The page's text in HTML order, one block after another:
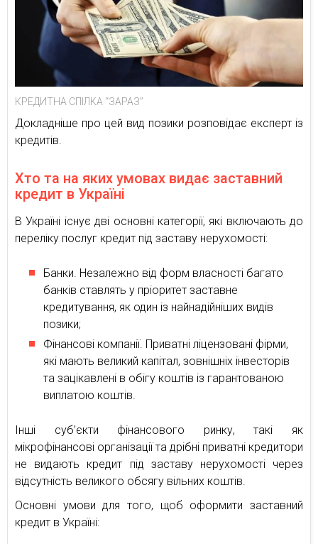
КРЕДИТНА СПІЛКА “ЗАРАЗ”
Докладніше про цей вид позики розповідає експерт із
кредитів.
Хто та на яких умовах видає заставний
кредит в Україні
В Україні існує дві основні категорії, які включають до
переліку послуг кредит під заставу нерухомості:
Банки. Незалежно від форм власності багато
банків ставлять у пріоритет заставне
кредитування, як один із найнадійніших видів
позики;
Фінансові компанії. Приватні ліцензовані фірми,
які мають великий капітал, зовнішніх інвесторів
та зацікавлені в обігу коштів із гарантованою
виплатою коштів.
Інші суб’єкти фінансового ринку, такі як
мікрофінансові організації та дрібні приватні кредитори
не видають кредит під заставу нерухомості через
відсутність великого обсягу вільних коштів.
Основні умови для того, щоб оформити заставний
кредит в Україні: